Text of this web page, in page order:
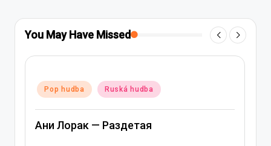
You May Have Missed
Posted
in
Pop hudba Ruská hudba
Ани Лорак — Раздетая